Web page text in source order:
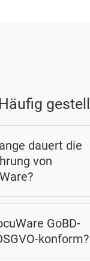
dauert die
von
GoBD-
konform?